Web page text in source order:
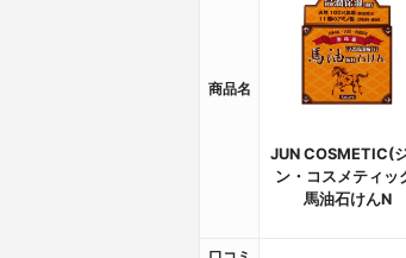
商品名
JUN COSMETIC(
ン・コスメティッ
馬油石けんN